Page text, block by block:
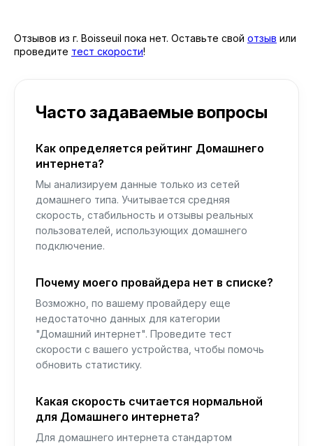
Отзывов из г. Boisseuil пока нет. Оставьте свой отзыв или
проведите тест скорости!
Часто задаваемые вопросы
Как определяется рейтинг Домашнего
интернета?
Мы анализируем данные только из сетей
домашнего типа. Учитывается средняя
скорость, стабильность и отзывы реальных
пользователей, использующих домашнего
подключение.
Почему моего провайдера нет в списке?
Возможно, по вашему провайдеру еще
недостаточно данных для категории
"Домашний интернет". Проведите тест
скорости с вашего устройства, чтобы помочь
обновить статистику.
Какая скорость считается нормальной
для Домашнего интернета?
Для домашнего интернета стандартом